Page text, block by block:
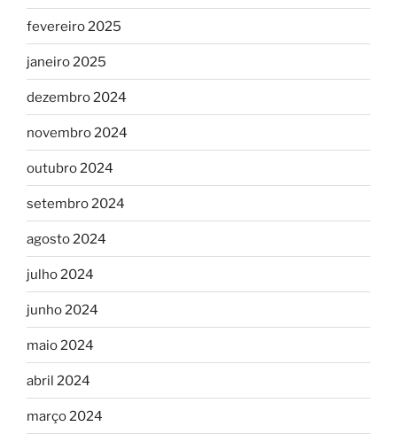
fevereiro 2025
janeiro 2025
dezembro 2024
novembro 2024
outubro 2024
setembro 2024
agosto 2024
julho 2024
junho 2024
maio 2024
abril 2024
março 2024